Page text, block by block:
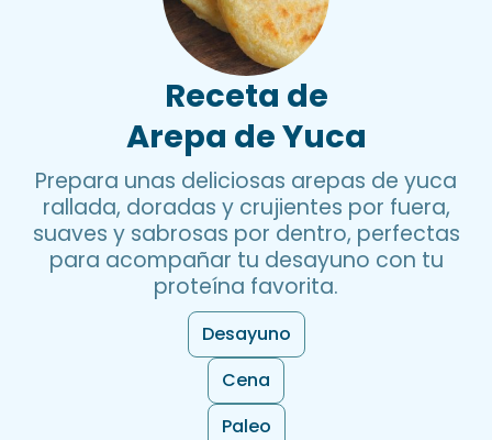
Receta de
Arepa de Yuca
Prepara unas deliciosas arepas de yuca
rallada, doradas y crujientes por fuera,
suaves y sabrosas por dentro, perfectas
para acompañar tu desayuno con tu
proteína favorita.
Desayuno
Cena
Paleo